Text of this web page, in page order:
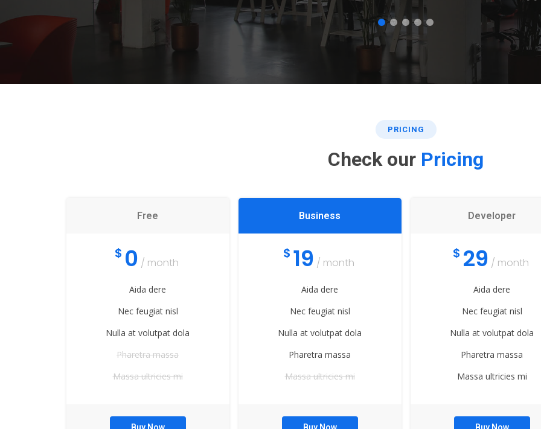
PRICING
Check our Pricing
Free
$ 0 / month
Aida dere
Nec feugiat nisl
Nulla at volutpat dola
Pharetra massa
Massa ultricies mi
Buy Now
Business
$ 19 / month
Aida dere
Nec feugiat nisl
Nulla at volutpat dola
Pharetra massa
Massa ultricies mi
Buy Now
Developer
$ 29 / month
Aida dere
Nec feugiat nisl
Nulla at volutpat dola
Pharetra massa
Massa ultricies mi
Buy Now